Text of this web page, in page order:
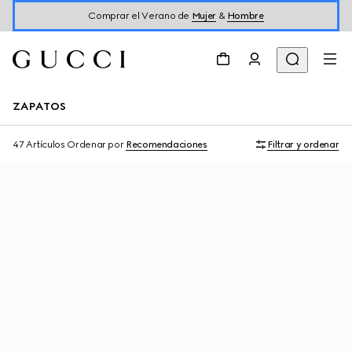
Comprar el Verano de Mujer& Hombre
ZAPATOS
47 Artículos Ordenar por Recomendaciones Filtrar y ordenar